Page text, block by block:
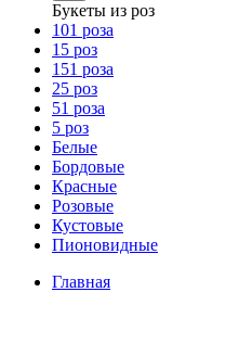
Букеты из роз
101 роза
15 роз
151 роза
25 роз
51 роза
5 роз
Белые
Бордовые
Красные
Розовые
Кустовые
Пионовидные
Главная